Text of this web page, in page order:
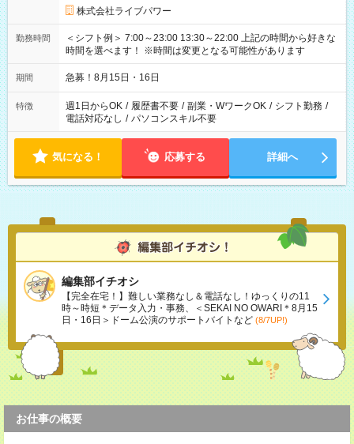
株式会社ライブパワー
勤務時間
＜シフト例＞ 7:00～23:00 13:30～22:00 上記の時間から好きな
時間を選べます！ ※時間は変更となる可能性があります
期間 急募！8月15日・16日
特徴 週1日からOK / 履歴書不要 / 副業・WワークOK / シフト勤務 /
電話対応なし / パソコンスキル不要
気になる！ 応募する 詳細へ
編集部イチオシ
【完全在宅！】難しい業務なし＆電話なし！ゆっくりの11
時～時短＊データ入力・事務、＜SEKAI NO OWARI＊8月15
日・16日＞ドーム公演のサポートバイトなど (8/7UP!)
お仕事の概要